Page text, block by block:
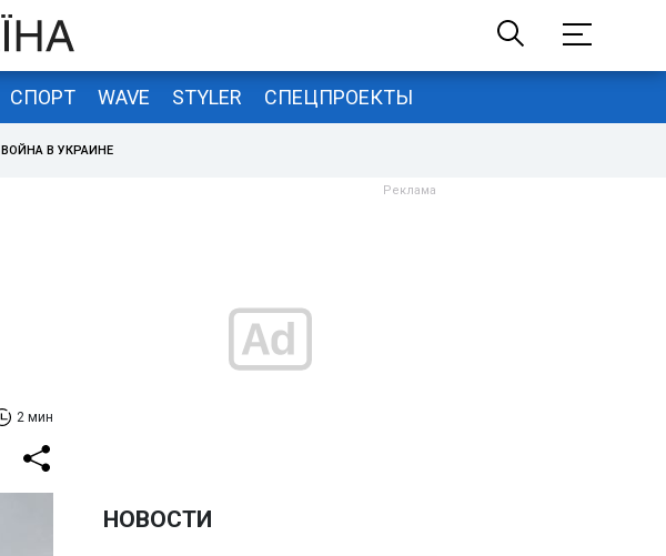
СПОРТ WAVE STYLER СПЕЦПРОЕКТЫ
ВОЙНА В УКРАИНЕ
2 мин
НОВОСТИ